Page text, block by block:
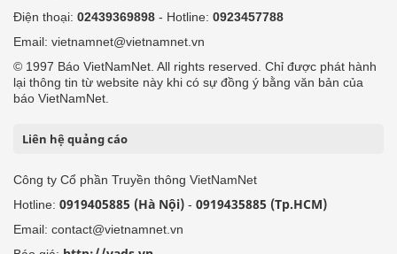
Điện thoại: 02439369898 - Hotline: 0923457788
Email: vietnamnet@vietnamnet.vn
© 1997 Báo VietNamNet. All rights reserved. Chỉ được phát hành
lại thông tin từ website này khi có sự đồng ý bằng văn bản của
báo VietNamNet.
Liên hệ quảng cáo
Công ty Cổ phần Truyền thông VietNamNet
Hotline: 0919405885 (Hà Nội) - 0919435885 (Tp.HCM)
Email: contact@vietnamnet.vn